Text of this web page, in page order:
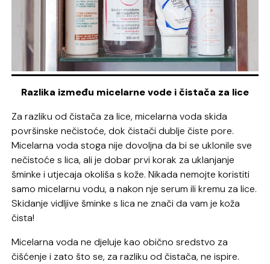
Razlika između micelarne vode i čistača za lice
Za razliku od čistača za lice, micelarna voda skida
površinske nečistoće, dok čistači dublje čiste pore.
Micelarna voda stoga nije dovoljna da bi se uklonile sve
nečistoće s lica, ali je dobar prvi korak za uklanjanje
šminke i utjecaja okoliša s kože. Nikada nemojte koristiti
samo micelarnu vodu, a nakon nje serum ili kremu za lice.
Skidanje vidljive šminke s lica ne znači da vam je koža
čista!
Micelarna voda ne djeluje kao obično sredstvo za
čišćenje i zato što se, za razliku od čistača, ne ispire.